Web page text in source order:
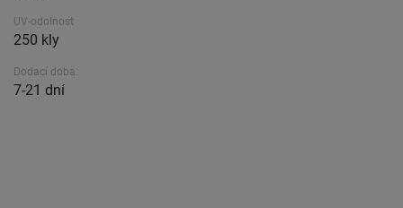
UV-odolnost
250 kly
Dodací doba.
7-21 dní